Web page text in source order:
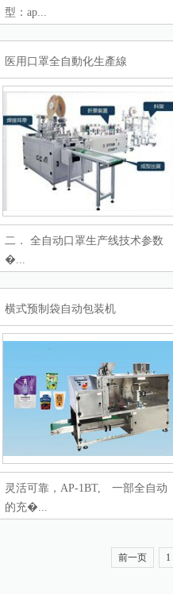
型：ap...
医用口罩全自動化生產線
二． 全自动口罩生产线技术参数
�...
横式预制袋自动包装机
灵活可靠，AP-1BT, 一部全自动
的充�...
前一页 1